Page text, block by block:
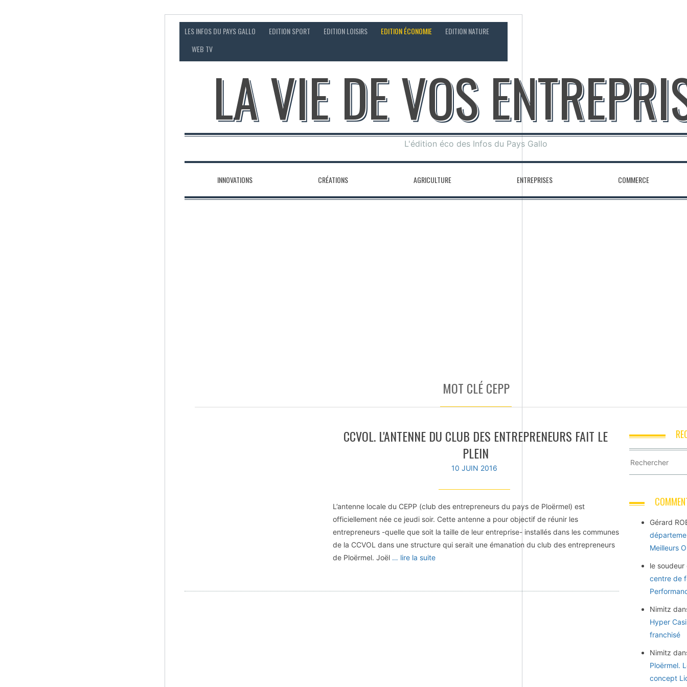
LES INFOS DU PAYS GALLO EDITION SPORT EDITION LOISIRS EDITION ÉCONOMIE
EDITION NATURE
WEB TV
LA VIE DE VOS
L'édition éco des Infos du Pays Gallo
INNOVATIONS CRÉATIONS AGRICULTURE ENTREPRISES COMMERCE
MOT CLÉ CEPP
CCVOL. L'ANTENNE DU CLUB DES ENTREPRENEURS FAIT LE
PLEIN
10 JUIN 2016
L’antenne locale du CEPP (club des entrepreneurs du pays de Ploërmel) est
officiellement née ce jeudi soir. Cette antenne a pour objectif de réunir les
entrepreneurs -quelle que soit la taille de leur entreprise- installés dans les communes
de la CCVOL dans une structure qui serait une émanation du club des entrepreneurs
de Ploërmel. Joël … lire la suite
Gérard
Meilleurs
le soudeur
centre de
Nimitz
Hyper
franchisé
Nimitz
Ploërmel.
concept